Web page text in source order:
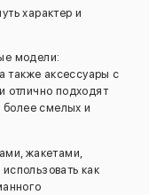
характер и
модели:
также аксессуары с
отлично подходят
более смелых и
жакетами,
как